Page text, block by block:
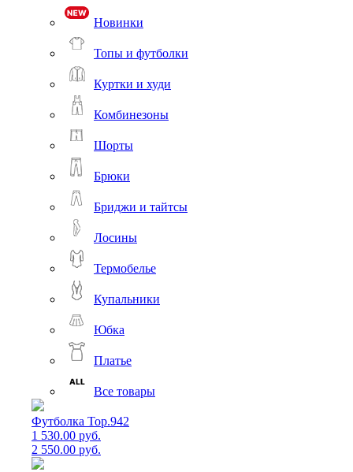
Новинки
Топы и футболки
Куртки и худи
Комбинезоны
Шорты
Брюки
Бриджи и тайтсы
Лосины
Термобелье
Купальники
Юбка
Платье
Все товары
Футболка Top.942
1 530.00 руб.
2 550.00 руб.